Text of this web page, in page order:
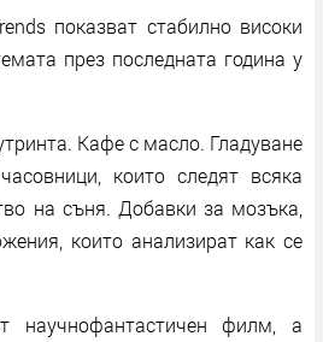
показват стабилно високи
през последната година у
Кафе с масло. Гладуване
които следят всяка
на съня. Добавки за мозъка,
които анализират как се
филм, а